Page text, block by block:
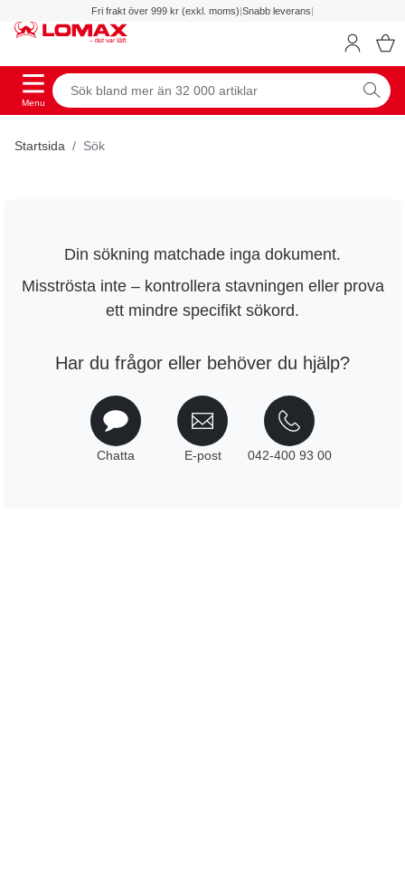
Fri frakt över 999 kr (exkl. moms)|Snabb leverans|
Menu
Startsida Sök
Din sökning matchade inga dokument.
Misströsta inte – kontrollera stavningen eller prova
ett mindre specifikt sökord.
Har du frågor eller behöver du hjälp?
Chatta E-post 042-400 93 00